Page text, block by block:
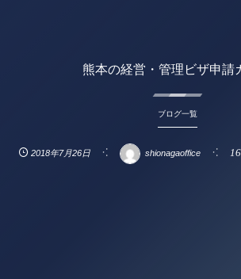
熊本の経営・管理ビザ申請
ブログ一覧
2018年7月26日 shionagaoffice